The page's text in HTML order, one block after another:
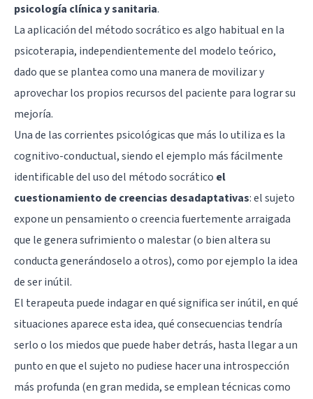
psicología clínica y sanitaria.
La aplicación del método socrático es algo habitual en la
psicoterapia, independientemente del modelo teórico,
dado que se plantea como una manera de movilizar y
aprovechar los propios recursos del paciente para lograr su
mejoría.
Una de las corrientes psicológicas que más lo utiliza es la
cognitivo-conductual, siendo el ejemplo más fácilmente
identificable del uso del método socrático el
cuestionamiento de creencias desadaptativas: el sujeto
expone un pensamiento o creencia fuertemente arraigada
que le genera sufrimiento o malestar (o bien altera su
conducta generándoselo a otros), como por ejemplo la idea
de ser inútil.
El terapeuta puede indagar en qué significa ser inútil, en qué
situaciones aparece esta idea, qué consecuencias tendría
serlo o los miedos que puede haber detrás, hasta llegar a un
punto en que el sujeto no pudiese hacer una introspección
más profunda (en gran medida, se emplean técnicas como